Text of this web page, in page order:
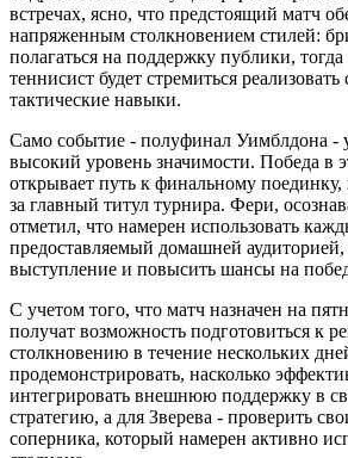
встречах, ясно, что предстоящий матч
напряженным столкновением стилей:
полагаться на поддержку публики,
теннисист будет стремиться
тактические навыки.
Само событие - полуфинал Уимблдона -
высокий уровень значимости. Победа в
открывает путь к финальному поединку,
за главный титул турнира. Фери,
отметил, что намерен использовать
предоставляемый домашней
выступление и повысить шансы на
С учетом того, что матч назначен на
получат возможность подготовиться к
столкновению в течение нескольких
продемонстрировать, насколько
интегрировать внешнюю поддержку в
стратегию, а для Зверева - проверить
соперника, который намерен активно